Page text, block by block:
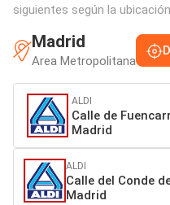
siguientes según la
Madrid
Area Metropolitana
ALDI
Calle de
Madrid
ALDI
Calle del Conde
Madrid